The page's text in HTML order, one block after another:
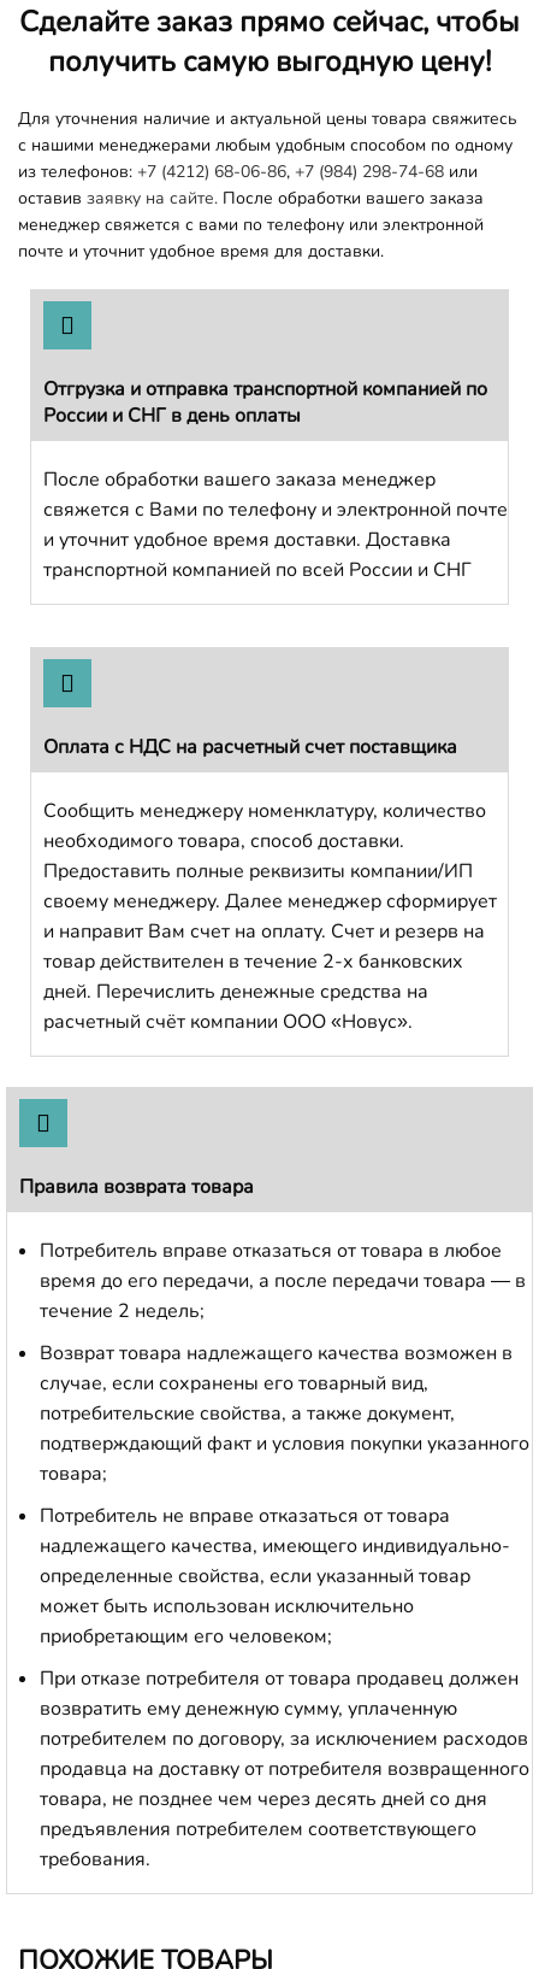
Сделайте заказ прямо сейчас, чтобы
получить самую выгодную цену!
Для уточнения наличие и актуальной цены товара свяжитесь
с нашими менеджерами любым удобным способом по одному
из телефонов: +7 (4212) 68-06-86, +7 (984) 298-74-68 или
оставив заявку на сайте. После обработки вашего заказа
менеджер свяжется с вами по телефону или электронной
почте и уточнит удобное время для доставки.
Отгрузка и отправка транспортной компанией по
России и СНГ в день оплаты
После обработки вашего заказа менеджер
свяжется с Вами по телефону и электронной почте
и уточнит удобное время доставки. Доставка
транспортной компанией по всей России и СНГ
Оплата с НДС на расчетный счет поставщика
Сообщить менеджеру номенклатуру, количество
необходимого товара, способ доставки.
Предоставить полные реквизиты компании/ИП
своему менеджеру. Далее менеджер сформирует
и направит Вам счет на оплату. Счет и резерв на
товар действителен в течение 2-х банковских
дней. Перечислить денежные средства на
расчетный счёт компании ООО «Новус».
Правила возврата товара
Потребитель вправе отказаться от товара в любое
время до его передачи, а после передачи товара — в
течение 2 недель;
Возврат товара надлежащего качества возможен в
случае, если сохранены его товарный вид,
потребительские свойства, а также документ,
подтверждающий факт и условия покупки указанного
товара;
Потребитель не вправе отказаться от товара
надлежащего качества, имеющего индивидуально-
определенные свойства, если указанный товар
может быть использован исключительно
приобретающим его человеком;
При отказе потребителя от товара продавец должен
возвратить ему денежную сумму, уплаченную
потребителем по договору, за исключением расходов
продавца на доставку от потребителя возвращенного
товара, не позднее чем через десять дней со дня
предъявления потребителем соответствующего
требования.
ПОХОЖИЕ ТОВАРЫ